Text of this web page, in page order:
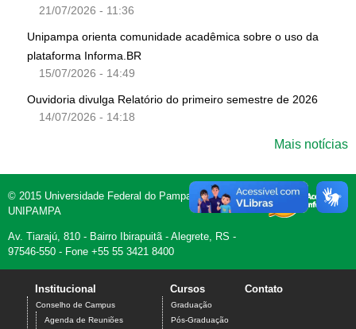
21/07/2026 - 11:36
Unipampa orienta comunidade acadêmica sobre o uso da
plataforma Informa.BR
15/07/2026 - 14:49
Ouvidoria divulga Relatório do primeiro semestre de 2026
14/07/2026 - 14:18
Mais notícias
© 2015 Universidade Federal do Pampa -
UNIPAMPA
Av. Tiarajú, 810 - Bairro Ibirapuitã - Alegrete, RS -
97546-550 - Fone +55 55 3421 8400
Institucional
Conselho de Campus
Agenda de Reuniões
Cursos
Graduação
Pós-Graduação
Contato